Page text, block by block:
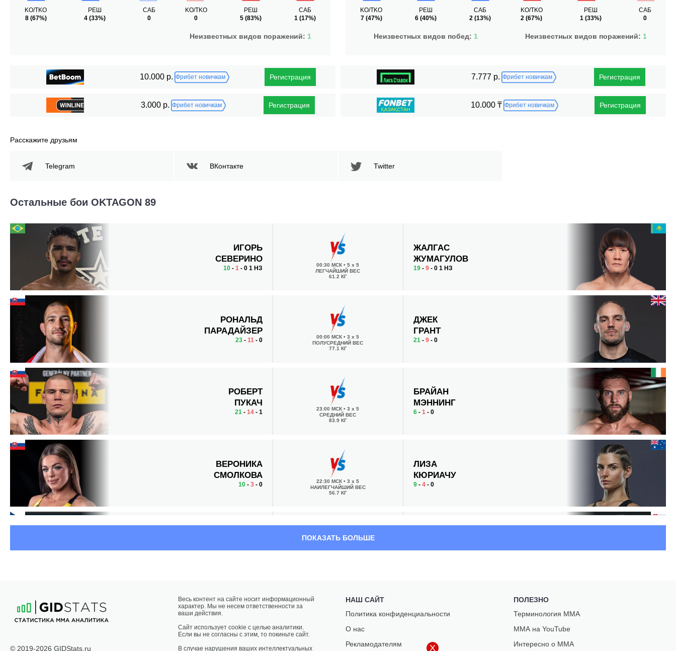
KO/TKO
8(67%)
РЕШ
4 (33%)
САБ
0
KO/TKO
0
РЕШ
5(83%)
САБ
1(17%)
Неизвестных видов поражений: 1
KO/TKO
7(47%)
РЕШ
6 (40%)
САБ
2 (13%)
Неизвестных видов побед: 1
KO/TKO
2 (67%)
РЕШ
1(33%)
САБ
0
Неизвестных видов поражений: 1
10.000 р. Фрибет новичкам Регистрация 7.777 р. Фрибет новичкам Регистрация
3.000 р. Фрибет новичкам Регистрация 10.000 ₸ Фрибет новичкам Регистрация
Расскажите друзьям
Telegram ВКонтакте Twitter
Остальные бои OKTAGON 89
ИГОРЬ
СЕВЕРИНО
10- 1 - 0 1 НЗ 00:30 МСК• 5 x 5
ЛЕГЧАЙШИЙ ВЕС
61.2 КГ
ЖАЛГАС
ЖУМАГУЛОВ
19 -9 - 0 1 НЗ
РОНАЛЬД
ПАРАДАЙЗЕР
23- 11- 0 00:00 МСК• 3 x 5
ПОЛУСРЕДНИЙ ВЕС
77.1 КГ
ДЖЕК
ГРАНТ
21 -9 - 0
РОБЕРТ
ПУКАЧ
21- 14- 1 23:00 МСК• 3 x 5
СРЕДНИЙ ВЕС
83.9 КГ
БРАЙАН
МЭННИНГ
6 -1 - 0
ВЕРОНИКА
СМОЛКОВА
10- 3- 0 22:30 МСК• 3 x 5
НАИЛЕГЧАЙШИЙ ВЕС
56.7 КГ
ЛИЗА
КЮРИАЧУ
9 -4 - 0
РАДОВАН
9-6- 0
3 x 5
СРЕДНИЙ ВЕС
РАСКА
ПОКАЗАТЬ БОЛЬШЕ
© 2019-2026 GIDStats.ru
Весь контент на сайте носит информационный
характер. Мы не несем ответственности за
ваши действия.
Сайт использует cookie с целью аналитики.
Если вы не согласны с этим, то покиньте сайт.
В случае нарушения ваших интеллектуальных
НАШ САЙТ
Политика конфиденциальности
О нас
Рекламодателям
ПОЛЕЗНО
Терминология ММА
ММА на YouTube
Интересно о ММА
X